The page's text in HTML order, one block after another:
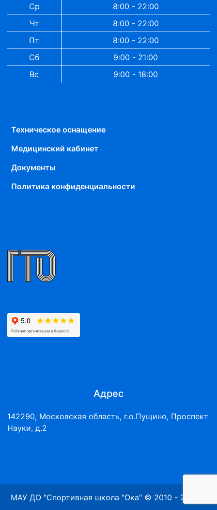
Ср
8:00 - 22:00
Чт
8:00 - 22:00
Пт
8:00 - 22:00
Сб
9:00 - 21:00
Вс
9:00 - 18:00
Техническое оснащение
Медицинский кабинет
Документы
Политика конфиденциальности
Адрес
142290, Московская область, г.о.Пущино, Проспект
Науки, д.2
МАУ ДО "Спортивная школа "Ока" © 2010 - 2026 г.